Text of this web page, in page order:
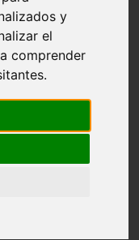
y
el
comprender